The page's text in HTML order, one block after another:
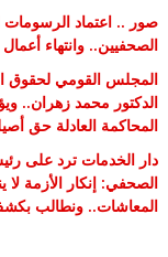
صور .. اعتماد الرسومات
الصحفيين.. وانتهاء أعمال
المجلس القومي لحقوق
الدكتور محمد زهران..
المحاكمة العادلة حق
دار الخدمات ترد على
الصحفي: إنكار الأزمة لا
المعاشات.. ونطالب